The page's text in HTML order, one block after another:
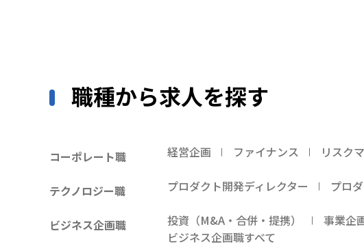
職種から求人を探す
コーポレート職 経営企画 ファイナンス リスク
テクノロジー職 プロダクト開発ディレクター プロ
ビジネス企画職 投資（M&A・合併・提携） 事業企
ビジネス企画職すべて